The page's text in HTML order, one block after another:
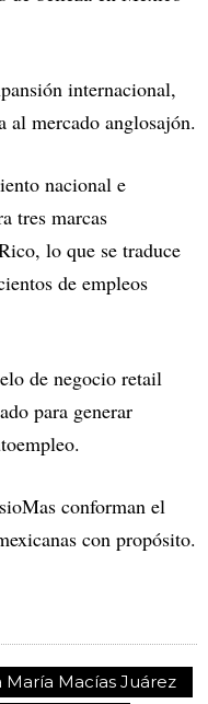
internacional,
al mercado anglosajón.
nacional e
tres marcas
lo que se traduce
de empleos
de negocio retail
para generar
conforman el
con propósito.
María Macías Juárez